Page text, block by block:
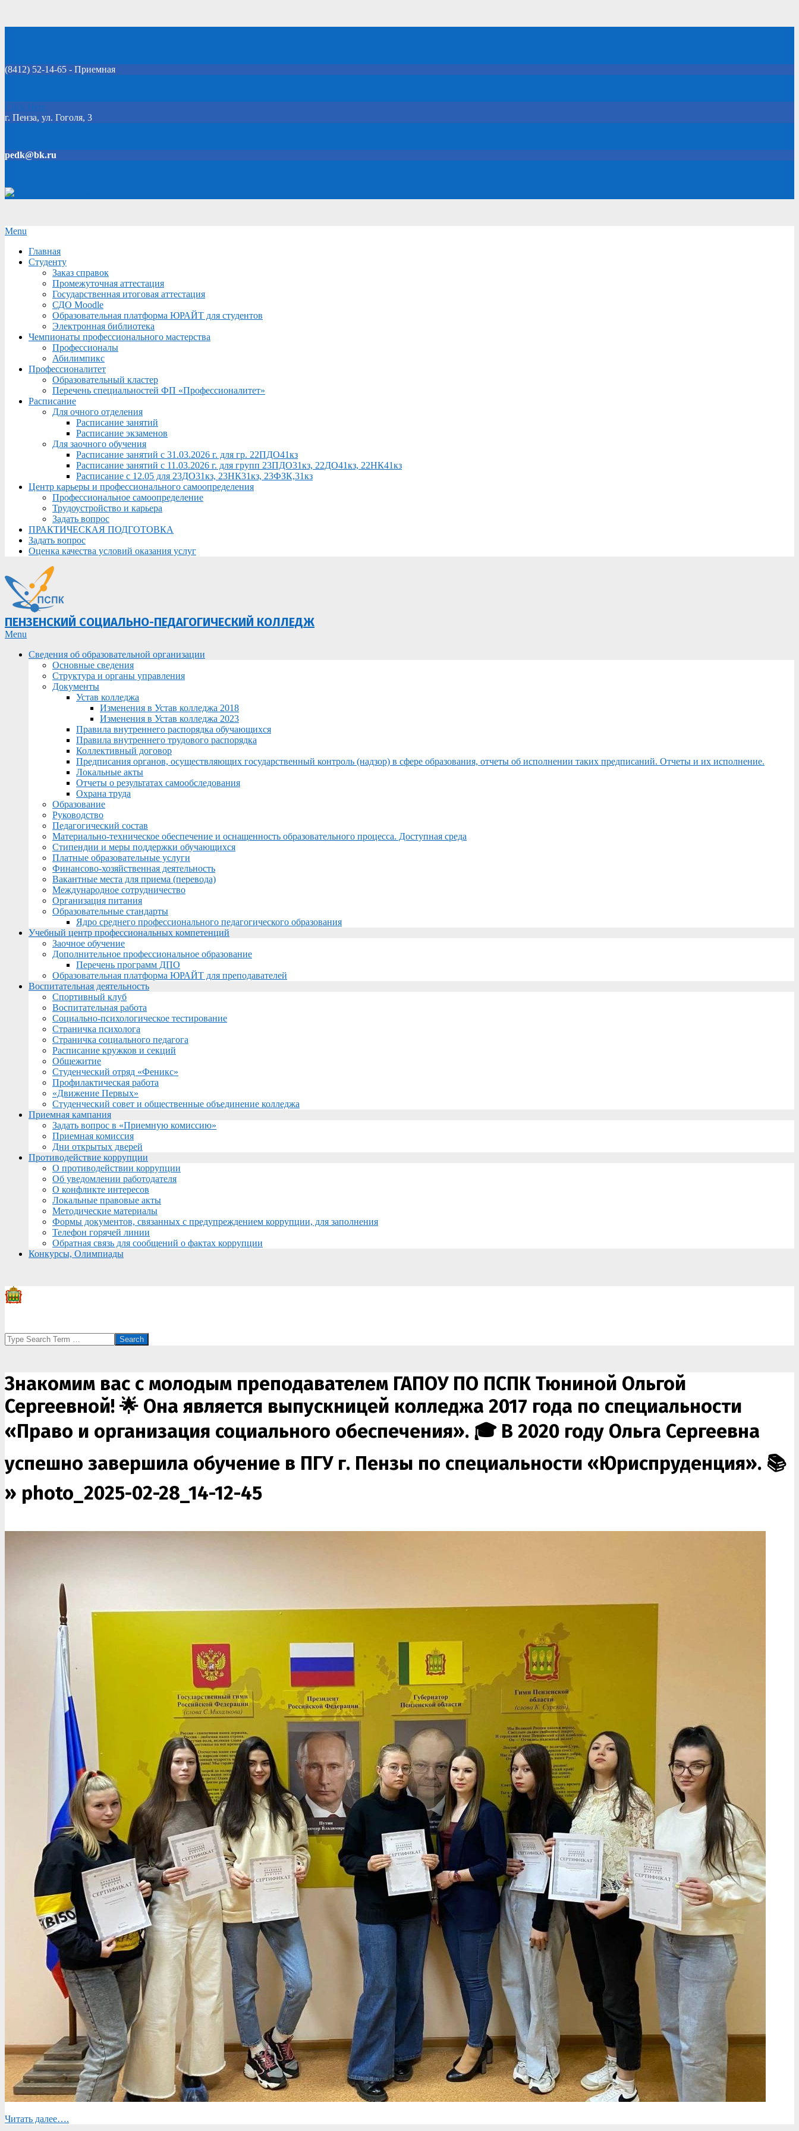
(8412) 52-14-65 - Приемная
Click Here
г. Пенза, ул. Гоголя, 3
pedk@bk.ru
Secondary
Menu
Menu
Главная
Студенту
Заказ справок
Промежуточная аттестация
Государственная итоговая аттестация
СДО Moodle
Образовательная платформа ЮРАЙТ для студентов
Электронная библиотека
Чемпионаты профессионального мастерства
Профессионалы
Абилимпикс
Профессионалитет
Образовательный кластер
Перечень специальностей ФП «Профессионалитет»
Расписание
Для очного отделения
Расписание занятий
Расписание экзаменов
Для заочного обучения
Расписание занятий с 31.03.2026 г. для гр. 22ПДО41кз
Расписание занятий с 11.03.2026 г. для групп 23ПДО31кз, 22ДО41кз, 22НК41кз
Расписание с 12.05 для 23ДО31кз, 23НК31кз, 23ФЗК,31кз
Центр карьеры и профессионального самоопределения
Профессиональное самоопределение
Трудоустройство и карьера
Задать вопрос
ПРАКТИЧЕСКАЯ ПОДГОТОВКА
Задать вопрос
Оценка качества условий оказания услуг
ПЕНЗЕНСКИЙ СОЦИАЛЬНО-ПЕДАГОГИЧЕСКИЙ КОЛЛЕДЖ
Primary
Menu
Menu
Сведения об образовательной организации
Основные сведения
Структура и органы управления
Документы
Устав колледжа
Изменения в Устав колледжа 2018
Изменения в Устав колледжа 2023
Правила внутреннего распорядка обучающихся
Правила внутреннего трудового распорядка
Коллективный договор
Предписания органов, осуществляющих государственный контроль (надзор) в сфере образования, отчеты об исполнении таких предписаний. Отчеты и их исполнение.
Локальные акты
Отчеты о результатах самообследования
Охрана труда
Образование
Руководство
Педагогический состав
Материально-техническое обеспечение и оснащенность образовательного процесса. Доступная среда
Стипендии и меры поддержки обучающихся
Платные образовательные услуги
Финансово-хозяйственная деятельность
Вакантные места для приема (перевода)
Международное сотрудничество
Организация питания
Образовательные стандарты
Ядро среднего профессионального педагогического образования
Учебный центр профессиональных компетенций
Заочное обучение
Дополнительное профессиональное образование
Перечень программ ДПО
Образовательная платформа ЮРАЙТ для преподавателей
Воспитательная деятельность
Спортивный клуб
Воспитательная работа
Социально-психологическое тестирование
Страничка психолога
Страничка социального педагога
Расписание кружков и секций
Общежитие
Студенческий отряд «Феникс»
Профилактическая работа
«Движение Первых»
Студенческий совет и общественные объединение колледжа
Приемная кампания
Задать вопрос в «Приемную комиссию»
Приемная комиссия
Дни открытых дверей
Противодействие коррупции
О противодействии коррупции
Об уведомлении работодателя
О конфликте интересов
Локальные правовые акты
Методические материалы
Формы документов, связанных с предупреждением коррупции, для заполнения
Телефон горячей линии
Обратная связь для сообщений о фактах коррупции
Конкурсы, Олимпиады
Search
Знакомим вас с молодым преподавателем ГАПОУ ПО ПСПК Тюниной Ольгой
Сергеевной! 🌟 Она является выпускницей колледжа 2017 года по специальности
«Право и организация социального обеспечения». 🎓 В 2020 году Ольга Сергеевна
успешно завершила обучение в ПГУ г. Пензы по специальности «Юриспруденция». 📚
» photo_2025-02-28_14-12-45
Читать далее….